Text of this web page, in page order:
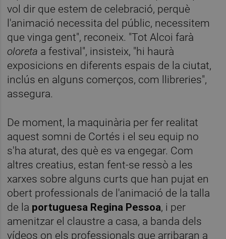
vol dir que estem de celebració, perquè
l'animació necessita del públic, necessitem
que vinga gent", reconeix. "Tot Alcoi farà
oloreta a festival", insisteix, "hi haurà
exposicions en diferents espais de la ciutat,
inclús en alguns comerços, com llibreries",
assegura.
De moment, la maquinària per fer realitat
aquest somni de Cortés i el seu equip no
s'ha aturat, des què es va engegar. Com
altres creatius, estan fent-se ressò a les
xarxes sobre alguns curts que han pujat en
obert professionals de l'animació de la talla
de la portuguesa Regina Pessoa, i per
amenitzar el claustre a casa, a banda dels
vídeos on els professionals que arribaran a